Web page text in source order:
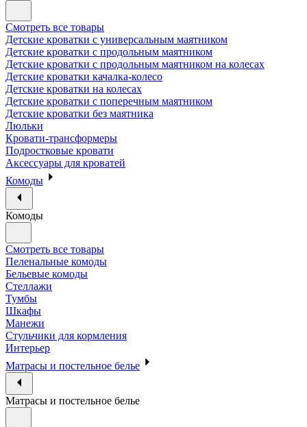
Смотреть все товары
Детские кроватки с универсальным маятником
Детские кроватки с продольным маятником
Детские кроватки с продольным маятником на колесах
Детские кроватки качалка-колесо
Детские кроватки на колесах
Детские кроватки с поперечным маятником
Детские кроватки без маятника
Люльки
Кровати-трансформеры
Подростковые кровати
Аксессуары для кроватей
Комоды
Комоды
Смотреть все товары
Пеленальные комоды
Бельевые комоды
Стеллажи
Тумбы
Шкафы
Манежи
Стульчики для кормления
Интерьер
Матрасы и постельное белье
Матрасы и постельное белье